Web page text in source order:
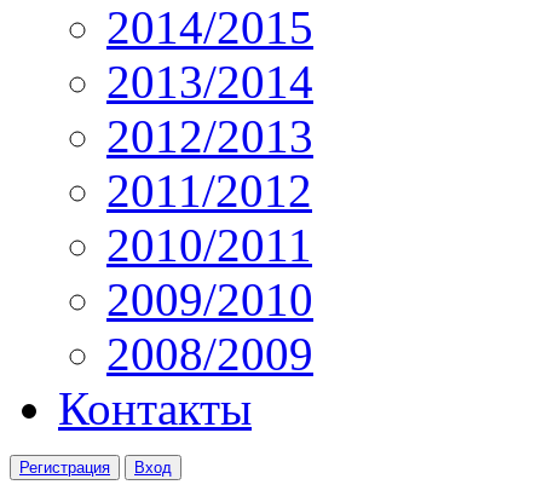
2014/2015
2013/2014
2012/2013
2011/2012
2010/2011
2009/2010
2008/2009
Контакты
Регистрация Вход